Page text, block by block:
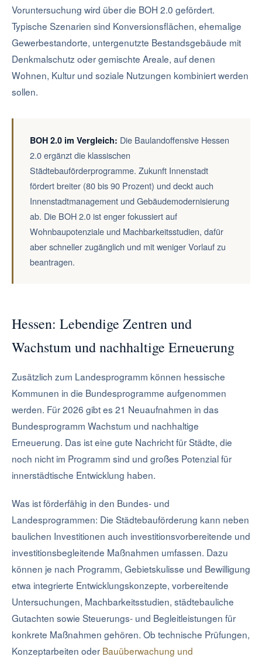
Voruntersuchung wird über die BOH 2.0 gefördert.
Typische Szenarien sind Konversionsflächen, ehemalige
Gewerbestandorte, untergenutzte Bestandsgebäude mit
Denkmalschutz oder gemischte Areale, auf denen
Wohnen, Kultur und soziale Nutzungen kombiniert werden
sollen.
BOH 2.0 im Vergleich: Die Baulandoffensive Hessen
2.0 ergänzt die klassischen
Städtebauförderprogramme. Zukunft Innenstadt
fördert breiter (80 bis 90 Prozent) und deckt auch
Innenstadtmanagement und Gebäudemodernisierung
ab. Die BOH 2.0 ist enger fokussiert auf
Wohnbaupotenziale und Machbarkeitsstudien, dafür
aber schneller zugänglich und mit weniger Vorlauf zu
beantragen.
Hessen: Lebendige Zentren und
Wachstum und nachhaltige Erneuerung
Zusätzlich zum Landesprogramm können hessische
Kommunen in die Bundesprogramme aufgenommen
werden. Für 2026 gibt es 21 Neuaufnahmen in das
Bundesprogramm Wachstum und nachhaltige
Erneuerung. Das ist eine gute Nachricht für Städte, die
noch nicht im Programm sind und großes Potenzial für
innerstädtische Entwicklung haben.
Was ist förderfähig in den Bundes- und
Landesprogrammen: Die Städtebauförderung kann neben
baulichen Investitionen auch investitionsvorbereitende und
investitionsbegleitende Maßnahmen umfassen. Dazu
können je nach Programm, Gebietskulisse und Bewilligung
etwa integrierte Entwicklungskonzepte, vorbereitende
Untersuchungen, Machbarkeitsstudien, städtebauliche
Gutachten sowie Steuerungs- und Begleitleistungen für
konkrete Maßnahmen gehören. Ob technische Prüfungen,
Konzeptarbeiten oder Bauüberwachung und